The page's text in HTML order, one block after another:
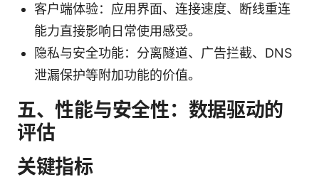
客户端体验：应用界面、连接速度、断线重连
能力直接影响日常使用感受。
隐私与安全功能：分离隧道、广告拦截、DNS
泄漏保护等附加功能的价值。
五、性能与安全性：数据驱动的
评估
关键指标